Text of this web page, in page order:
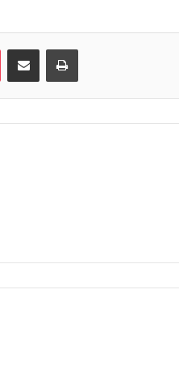
Pocket E-Posta ile paylaş Yazdır